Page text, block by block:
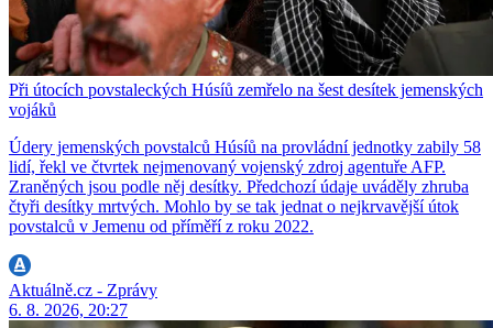
Při útocích povstaleckých Húsíů zemřelo na šest desítek jemenských
vojáků
Údery jemenských povstalců Húsíů na provládní jednotky zabily 58
lidí, řekl ve čtvrtek nejmenovaný vojenský zdroj agentuře AFP.
Zraněných jsou podle něj desítky. Předchozí údaje uváděly zhruba
čtyři desítky mrtvých. Mohlo by se tak jednat o nejkrvavější útok
povstalců v Jemenu od příměří z roku 2022.
Aktuálně.cz - Zprávy
6. 8. 2026, 20:27